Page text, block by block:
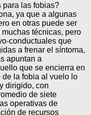
para las fobias?
ya que a algunas
en otras puede ser
técnicas, pero
conductuales que
a frenar el síntoma,
apuntan a
que se encierra en
de la fobia al vuelo lo
dirigido, con
de siete
operativas de
de recursos